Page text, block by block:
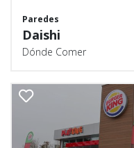
Paredes
Daishi
Dónde Comer